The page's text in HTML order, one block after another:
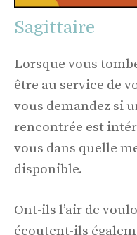
Sagittaire
Lorsque vous
être au service de
vous demandez si
rencontrée est
vous dans quelle
disponible.
Ont-ils l’air de
écoutent-ils